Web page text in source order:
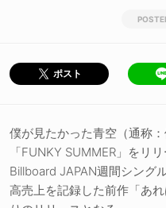
ポスト
僕が見たかった青空（通称
「FUNKY SUMMER」をリ
Billboard JAPAN週間シング
高売上を記録した前作「あ